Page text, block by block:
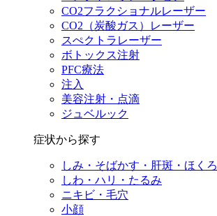
CO2フラクショナルレーザー
CO2（炭酸ガス）レーザー
スぺクトラレーザー
ボトックス注射
PFC療法
注入
美容注射・点滴
ジュベルック
症状から探す
しみ・そばかす・肝斑・ほくろ
しわ・ハリ・たるみ
ニキビ・毛穴
小顔